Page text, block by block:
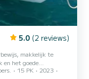
5.0 (2 reviews)
makkelijk te
en het goede
de dag door te brengen
15 PK
2023